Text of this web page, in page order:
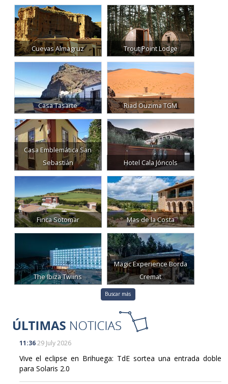
Cuevas Almagruz Trout Point Lodge
Casa Tasarte Riad Ouzima TGM
Casa Emblemática San
Sebastián
Hotel Cala Jóncols
Finca Sotomar Mas de la Costa
The Ibiza Twiins
Magic Experience Borda
Cremat
Buscar más
11:36 29 July 2026
Vive el eclipse en Brihuega: TdE sortea una entrada doble
para Solaris 2.0